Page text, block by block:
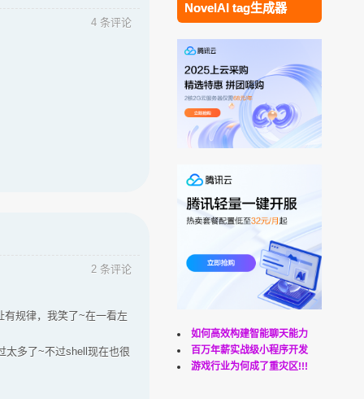
4 条评论
2 条评论
有规律，我笑了~在一看左
太多了~不过shell现在也很
NovelAI tag生成器
如何高效构建智能聊天能力
百万年薪实战级小程序开发
游戏行业为何成了重灾区!!!